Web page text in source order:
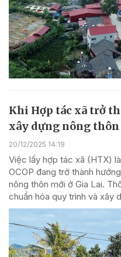
Khi Hợp tác xã trở
xây dựng nông
20/12/2025 14:19
Việc lấy hợp tác xã (HTX)
OCOP đang trở thành
nông thôn mới ở Gia Lai.
chuẩn hóa quy trình và xây